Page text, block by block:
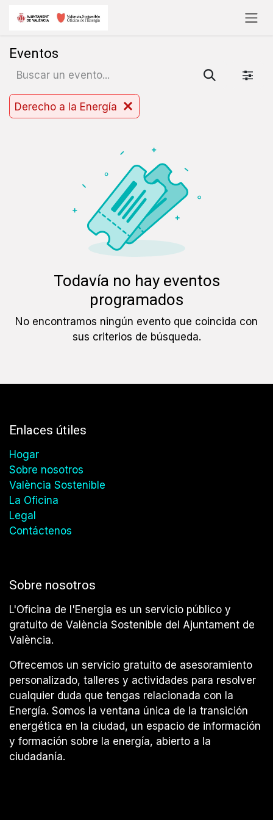
Eventos
Derecho a la Energía
Todavía no hay eventos
programados
No encontramos ningún evento que coincida con
sus criterios de búsqueda.
Enlaces útiles
Hogar
Sobre nosotros
València Sostenible
La Oficina
Legal
Contáctenos
Sobre nosotros
L'Oficina de l'Energia es un servicio público y
gratuito de València Sostenible del Ajuntament de
València.
Ofrecemos un servicio gratuito de asesoramiento
personalizado, talleres y actividades para resolver
cualquier duda que tengas relacionada con la
Energía. Somos la ventana única de la transición
energética en la ciudad, un espacio de información
y formación sobre la energía, abierto a la
ciudadanía.